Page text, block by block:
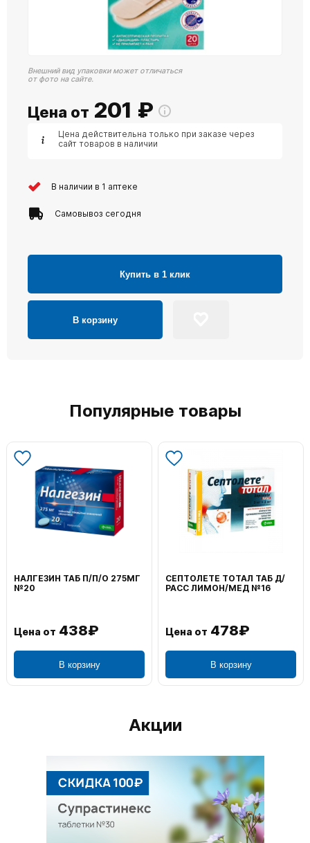
Внешний вид упаковки может отличаться
от фото на сайте.
Цена от 201 ₽
Цена действительна только при заказе через
сайт товаров в наличии
В наличии в 1 аптеке
Самовывоз сегодня
Купить в 1 клик
В корзину
Популярные товары
НАЛГЕЗИН ТАБ П/П/О 275МГ
№20
Цена от 438₽
В корзину
СЕПТОЛЕТЕ ТОТАЛ ТАБ Д/
РАСС ЛИМОН/МЕД №16
Цена от 478₽
В корзину
Акции